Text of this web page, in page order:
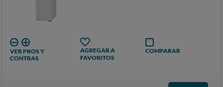
VER PROS Y
CONTRAS
AGREGAR A
FAVORITOS
COMPARAR